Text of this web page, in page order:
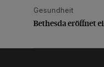
Bethesda eröffnet
Gesundheit
Bethesda eröffnet